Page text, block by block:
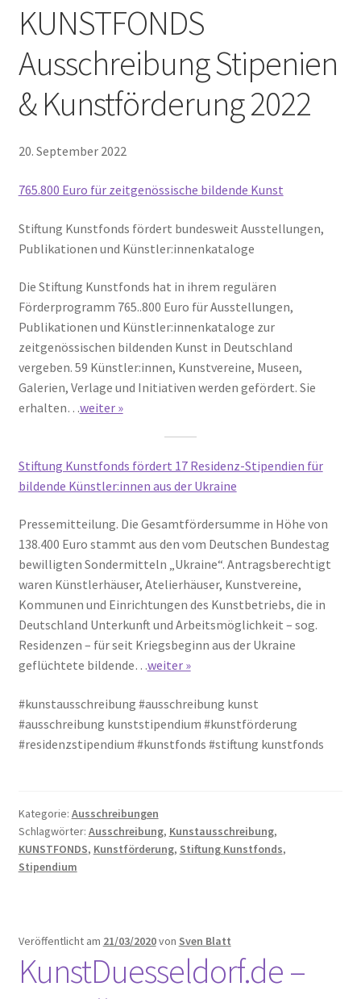
KUNSTFONDS
Ausschreibung Stipenien
& Kunstförderung 2022
20. September 2022
765.800 Euro für zeitgenössische bildende Kunst
Stiftung Kunstfonds fördert bundesweit Ausstellungen,
Publikationen und Künstler:innenkataloge
Die Stiftung Kunstfonds hat in ihrem regulären
Förderprogramm 765..800 Euro für Ausstellungen,
Publikationen und Künstler:innenkataloge zur
zeitgenössischen bildenden Kunst in Deutschland
vergeben. 59 Künstler:innen, Kunstvereine, Museen,
Galerien, Verlage und Initiativen werden gefördert. Sie
erhalten…weiter »
Stiftung Kunstfonds fördert 17 Residenz-Stipendien für
bildende Künstler:innen aus der Ukraine
Pressemitteilung. Die Gesamtfördersumme in Höhe von
138.400 Euro stammt aus den vom Deutschen Bundestag
bewilligten Sondermitteln „Ukraine“. Antragsberechtigt
waren Künstlerhäuser, Atelierhäuser, Kunstvereine,
Kommunen und Einrichtungen des Kunstbetriebs, die in
Deutschland Unterkunft und Arbeitsmöglichkeit – sog.
Residenzen – für seit Kriegsbeginn aus der Ukraine
geflüchtete bildende…weiter »
#kunstausschreibung #ausschreibung kunst
#ausschreibung kunststipendium #kunstförderung
#residenzstipendium #kunstfonds #stiftung kunstfonds
Kategorie: Ausschreibungen
Schlagwörter: Ausschreibung, Kunstausschreibung,
KUNSTFONDS, Kunstförderung, Stiftung Kunstfonds,
Stipendium
Veröffentlicht am 21/03/2020von Sven Blatt
KunstDuesseldorf.de –